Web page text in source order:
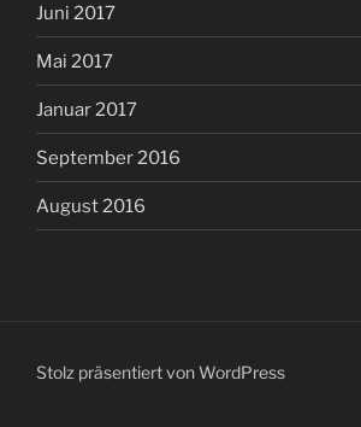
Juni 2017
Mai 2017
Januar 2017
September 2016
August 2016
Stolz präsentiert von WordPress